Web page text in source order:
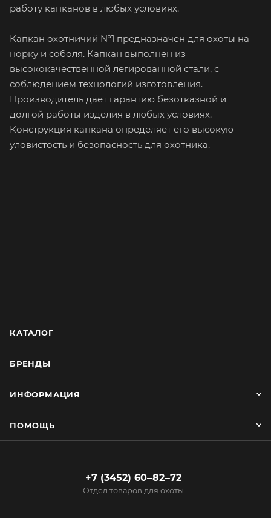
работу капканов в любых условиях.
Капкан охотничий №1 предназначен для охоты на
норку и соболя. Капкан выполнен из
высококачественной легированной стали, с
соблюдением технологий изготовления.
Производитель дает гарантию безотказной и
долгой работы изделия в любых условиях.
Конструкция капкана определяет его высокую
уловистость и безопасность для охотника.
КАТАЛОГ
БРЕНДЫ
ИНФОРМАЦИЯ
ПОМОЩЬ
+7 (3452) 60‒82‒72
Отдел товаров для охоты